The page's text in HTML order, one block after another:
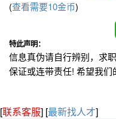
(查看需要10金币)
特此声明：
信息真伪请自行辨别，求
保证或连带责任! 希望我们
[联系客服] [最新找人才]